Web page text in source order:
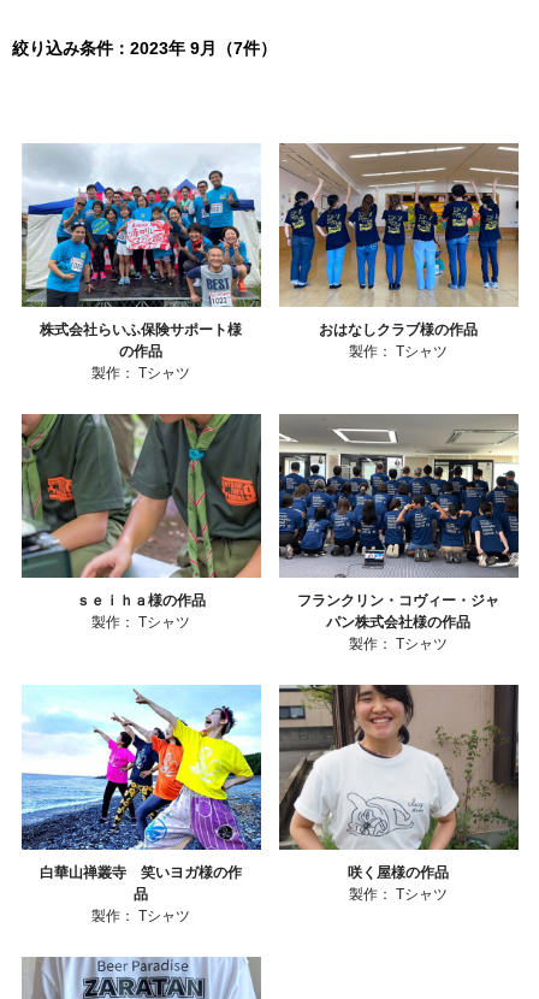
絞り込み条件：2023年 9月（7件）
株式会社らいふ保険サポート様
の作品
製作： Tシャツ
おはなしクラブ様の作品
製作： Tシャツ
ｓｅｉｈａ様の作品
製作： Tシャツ
フランクリン・コヴィー・ジャ
パン株式会社様の作品
製作： Tシャツ
白華山禅叢寺 笑いヨガ様の作
品
製作： Tシャツ
咲く屋様の作品
製作： Tシャツ